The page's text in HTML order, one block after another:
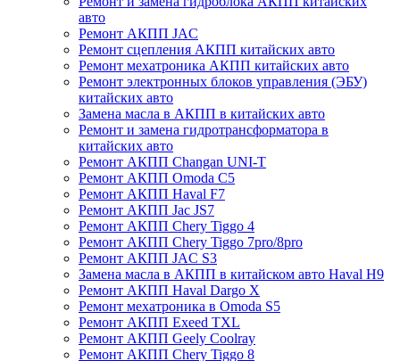
авто
Ремонт АКПП JAC
Ремонт сцепления АКПП китайских авто
Ремонт мехатроника АКПП китайских авто
Ремонт электронных блоков управления (ЭБУ)
китайских авто
Замена масла в АКПП в китайских авто
Ремонт и замена гидротрансформатора в
китайских авто
Ремонт АКПП Changan UNI-T
Ремонт АКПП Omoda C5
Ремонт АКПП Haval F7
Ремонт АКПП Jac JS7
Ремонт АКПП Chery Tiggo 4
Ремонт АКПП Chery Tiggo 7pro/8pro
Ремонт АКПП JAC S3
Замена масла в АКПП в китайском авто Haval H9
Ремонт АКПП Haval Dargo X
Ремонт мехатроника в Omoda S5
Ремонт АКПП Exeed TXL
Ремонт АКПП Geely Coolray
Ремонт АКПП Chery Tiggo 8